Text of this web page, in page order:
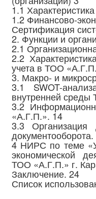
1.1
1.2 Финансово-
Сертификация
2. Функции и
2.1
2.2
учета в ТОО
3. Макро- и
3.1 SWOT-
внутренней
3.2
«А.Г.П.». 14
3.3 Организация
4 НИРС по теме
экономической
ТОО «А.Г.П.» г.
Заключение. 24
Список